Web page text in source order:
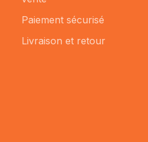
Paiement sécurisé
Livraison et retour